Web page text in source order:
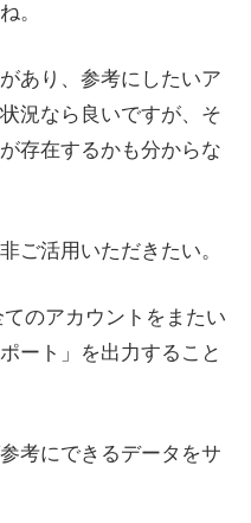
。
あり、参考にしたいア
況なら良いですが、そ
存在するかも分からな
ご活用いただきたい。
のアカウントをまたい
ート」を出力すること
考にできるデータをサ